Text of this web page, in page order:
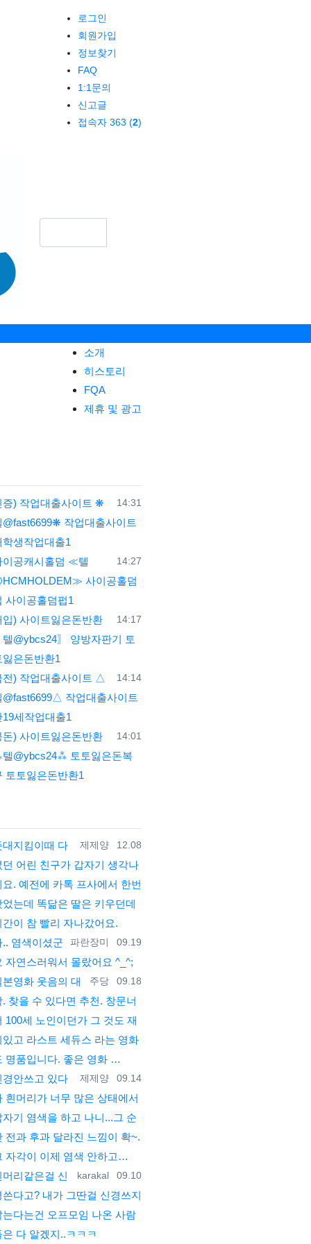
로그인
회원가입
정보찾기
FAQ
1:1문의
신고글
접속자 363 (2)
소개
히스토리
FQA
제휴 및 광고
등록일
14:31
증) 작업대출사이트 ❋
@fast6699❋ 작업대출사이트
학생작업대출1
등록일
14:27
이공캐시홀덤 ≪텔
사이공홀덤
사이공홀덤펍1
등록일
14:17
입) 사이트잃은돈반환
텔@ybcs24〗 양방자판기 토
잃은돈반환1
등록일
14:14
전) 작업대출사이트 △
@fast6699△ 작업대출사이트
19세작업대출1
등록일
14:01
돈) 사이트잃은돈반환
@ybcs24⁂ 토토잃은돈복
토토잃은돈반환1
등록자
제제양 등록일
12.08
대지킴이때 다
던 어린 친구가 갑자기 생각나
요. 예전에 카톡 프사에서 한번
었는데 똑닮은 딸은 키우던데
간이 참 빨리 자나갔어요.
등록자
파란장미 등록일
09.19
.. 염색이셨군
자연스러워서 몰랐어요 ^_^;
등록자
주당 등록일
09.18
본영화 웃음의 대
. 찾을 수 있다면 추천. 창문너
100세 노인이던가 그 것도 재
있고 라스트 세듀스 라는 영화
명품입니다. 좋은 영화 …
등록자
제제양 등록일
09.14
경안쓰고 있다
흰머리가 너무 많은 상태에서
자기 염색을 하고 나니...그 순
전과 후과 달라진 느낌이 확~.
자각이 이제 염색 안하고…
등록자
karakal 등록일
09.10
머리같은걸 신
쓴다고? 내가 그딴걸 신경쓰지
는다는건 오프모임 나온 사람
은 다 알겠지..ㅋㅋㅋ